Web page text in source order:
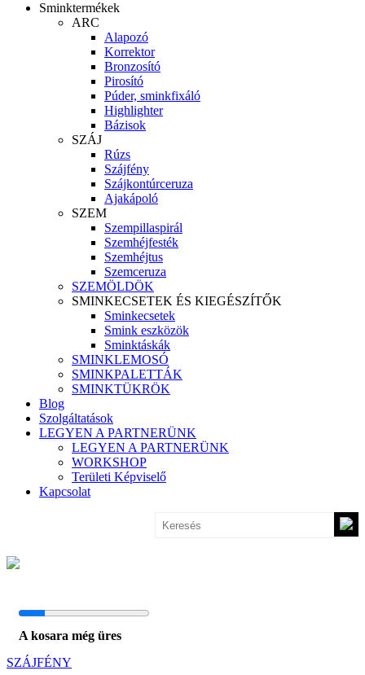
Sminktermékek
ARC
Alapozó
Korrektor
Bronzosító
Pirosító
Púder, sminkfixáló
Highlighter
Bázisok
SZÁJ
Rúzs
Szájfény
Szájkontúrceruza
Ajakápoló
SZEM
Szempillaspirál
Szemhéjfesték
Szemhéjtus
Szemceruza
SZEMÖLDÖK
SMINKECSETEK ÉS KIEGÉSZÍTŐK
Sminkecsetek
Smink eszközök
Sminktáskák
SMINKLEMOSÓ
SMINKPALETTÁK
SMINKTÜKRÖK
Blog
Szolgáltatások
LEGYEN A PARTNERÜNK
LEGYEN A PARTNERÜNK
WORKSHOP
Területi Képviselő
Kapcsolat
A kosara még üres
SZÁJFÉNY